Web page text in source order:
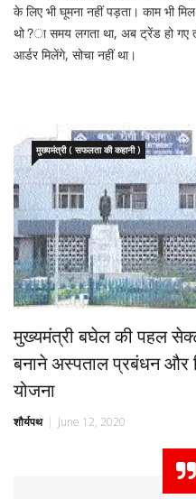
के लिए भी घूमना नहीं पड़ता। काम भी
थो?ा समय लगता था, अब ट्रेंड हो गए
आर्डर मिलेंगे, सोचा नहीं था।
मुख्यमंत्री ( सफलता की कहानी )
मुख्यमंत्री बघेल की पहल
बनाने अस्पताल प्रबंधन और
योजना
शौर्यपथ June 12, 2020